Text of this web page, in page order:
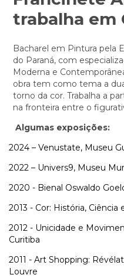
trabalha em
Bacharel em Pintura pela
do Paraná, com
Moderna e
obra tem como tema a
torno da cor. Trabalha a
na fronteira entre o
Algumas exposições:
2024 – Venustate, Museu
2022 – Univers9, Museu
2020 - Bienal Oswaldo
2013 - Cor: História, Ciência
2012 - Unicidade e
Curitiba
2011 - Art Shopping:
Louvre